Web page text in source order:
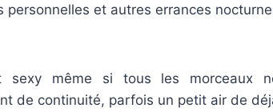
et autres errances
sexy même si tous les morceaux
de continuité, parfois un petit air de